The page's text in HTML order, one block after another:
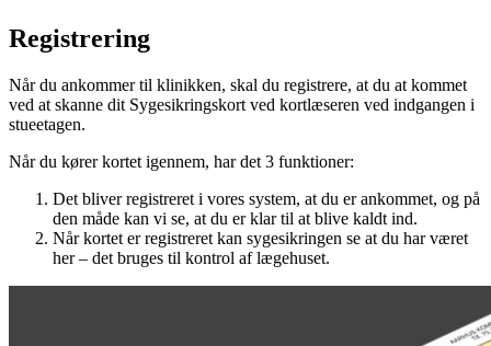
Registrering
Når du ankommer til klinikken, skal du registrere, at du at kommet
ved at skanne dit Sygesikringskort ved kortlæseren ved indgangen i
stueetagen.
Når du kører kortet igennem, har det 3 funktioner:
Det bliver registreret i vores system, at du er ankommet, og på
den måde kan vi se, at du er klar til at blive kaldt ind.
Når kortet er registreret kan sygesikringen se at du har været
her – det bruges til kontrol af lægehuset.